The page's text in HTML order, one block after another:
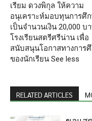
เรียม ดวงพิกุล ให้ความ
อนุเคราะห์มอบทุนการศึ
เป็นจำนวนเงิน 20,000 บ
โรงเรียนสตรีศรีน่าน เพื่อ
สนับสนุนโอกาสทางการ
ของนักเรียน See less
RELATED ARTICLES